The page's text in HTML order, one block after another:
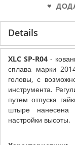
Details
XLC SP-R04-
сплава марки
головы, с
инструмента.
путем отпуска
штыре
настройки высоты.